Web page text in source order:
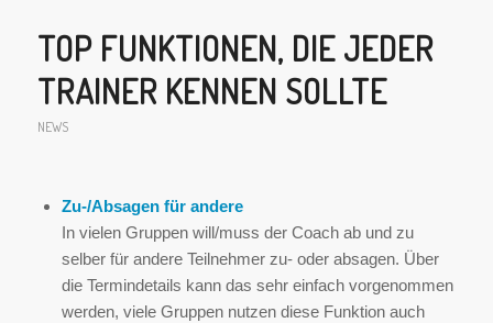
TOP FUNKTIONEN, DIE JEDER
TRAINER KENNEN SOLLTE
NEWS
Zu-/Absagen für andere
In vielen Gruppen will/muss der Coach ab und zu
selber für andere Teilnehmer zu- oder absagen. Über
die Termindetails kann das sehr einfach vorgenommen
werden, viele Gruppen nutzen diese Funktion auch